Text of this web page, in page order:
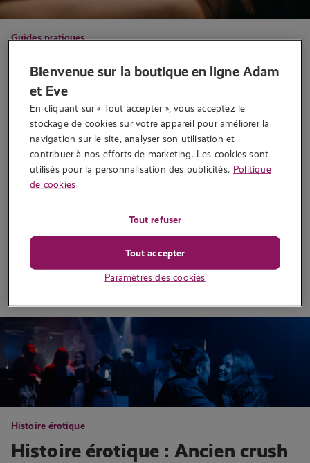
Guides pratiques
Les zones érogènes : guide
inclusif du plaisir corporel
Écrit par EvaElegante
Les zones érogènes sont des régions du corps qui, lorsqu’elles
sont stimulées, peuvent provoquer une excitation sexuelle
intense. La guide explore les zones spécifiques pour les personnes
à vulve et à pénis, soulignant l’importance de la stimulation
Lire la suite
Histoire érotique
Histoire érotique : Ancien crush
Bienvenue sur la boutique en ligne Adam
et Eve
En cliquant sur « Tout accepter », vous acceptez le
stockage de cookies sur votre appareil pour améliorer la
navigation sur le site, analyser son utilisation et
contribuer à nos efforts de marketing. Les cookies sont
utilisés pour la personnalisation des publicités. Politique
de cookies
Paramètres des cookies
Tout refuser
Tout accepter